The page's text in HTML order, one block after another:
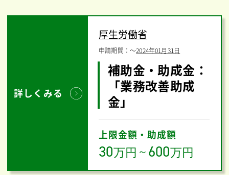
詳しくみる
厚生労働省
申請期間：〜2024年01月31日
補助金・助成金：
「業務改善助成
金」
上限金額・助成額
30万円 ～ 600万円